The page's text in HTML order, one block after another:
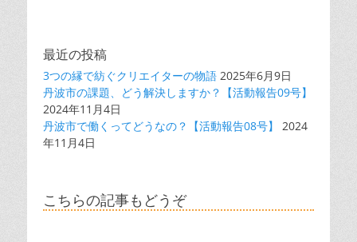
最近の投稿
3つの縁で紡ぐクリエイターの物語 2025年6月9日
丹波市の課題、どう解決しますか？【活動報告09号】
2024年11月4日
丹波市で働くってどうなの？【活動報告08号】
2024
年11月4日
こちらの記事もどうぞ